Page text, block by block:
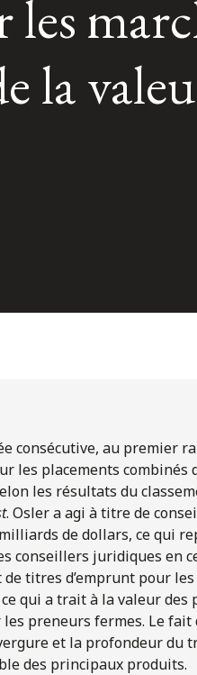
la
consécutive, au premier
les placements combinés
les résultats du
. Osler a agi à titre de
de dollars, ce qui
conseillers juridiques en
titres d’emprunt pour
qui a trait à la valeur des
preneurs fermes. Le
et la profondeur du
des principaux produits.